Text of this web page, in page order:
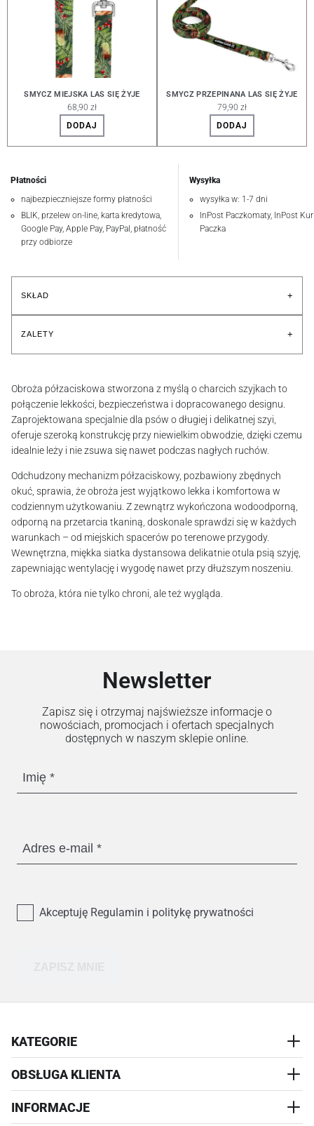
SMYCZ MIEJSKA LAS SIĘ ŻYJE
68,90 zł
DODAJ
SMYCZ PRZEPINANA LAS SIĘ ŻYJE
79,90 zł
DODAJ
Płatności
najbezpieczniejsze formy płatności
BLIK, przelew on-line, karta kredytowa,
Google Pay, Apple Pay, PayPal, płatność
przy odbiorze
Wysyłka
wysyłka w: 1-7 dni
InPost Paczkomaty, InPost
Paczka
SKŁAD +
ZALETY +
Obroża półzaciskowa stworzona z myślą o charcich szyjkach to
połączenie lekkości, bezpieczeństwa i dopracowanego designu.
Zaprojektowana specjalnie dla psów o długiej i delikatnej szyi,
oferuje szeroką konstrukcję przy niewielkim obwodzie, dzięki czemu
idealnie leży i nie zsuwa się nawet podczas nagłych ruchów.
Odchudzony mechanizm półzaciskowy, pozbawiony zbędnych
okuć, sprawia, że obroża jest wyjątkowo lekka i komfortowa w
codziennym użytkowaniu. Z zewnątrz wykończona wodoodporną,
odporną na przetarcia tkaniną, doskonale sprawdzi się w każdych
warunkach – od miejskich spacerów po terenowe przygody.
Wewnętrzna, miękka siatka dystansowa delikatnie otula psią szyję,
zapewniając wentylację i wygodę nawet przy dłuższym noszeniu.
To obroża, która nie tylko chroni, ale też wygląda.
Newsletter
Zapisz się i otrzymaj najświeższe informacje o
nowościach, promocjach i ofertach specjalnych
dostępnych w naszym sklepie online.
Imię
Adres e-mail
Akceptuję Regulamin i politykę prywatności
KATEGORIE
AKCESORIA
OBSŁUGA KLIENTA
REALIZACJA I WYSYŁKA
INFORMACJE